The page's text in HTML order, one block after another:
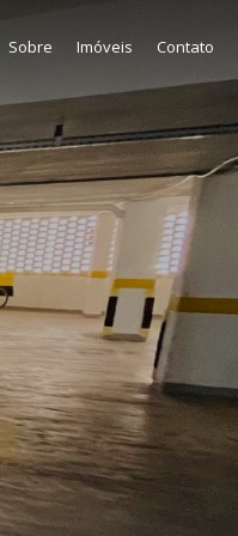
Sobre Imóveis Contato